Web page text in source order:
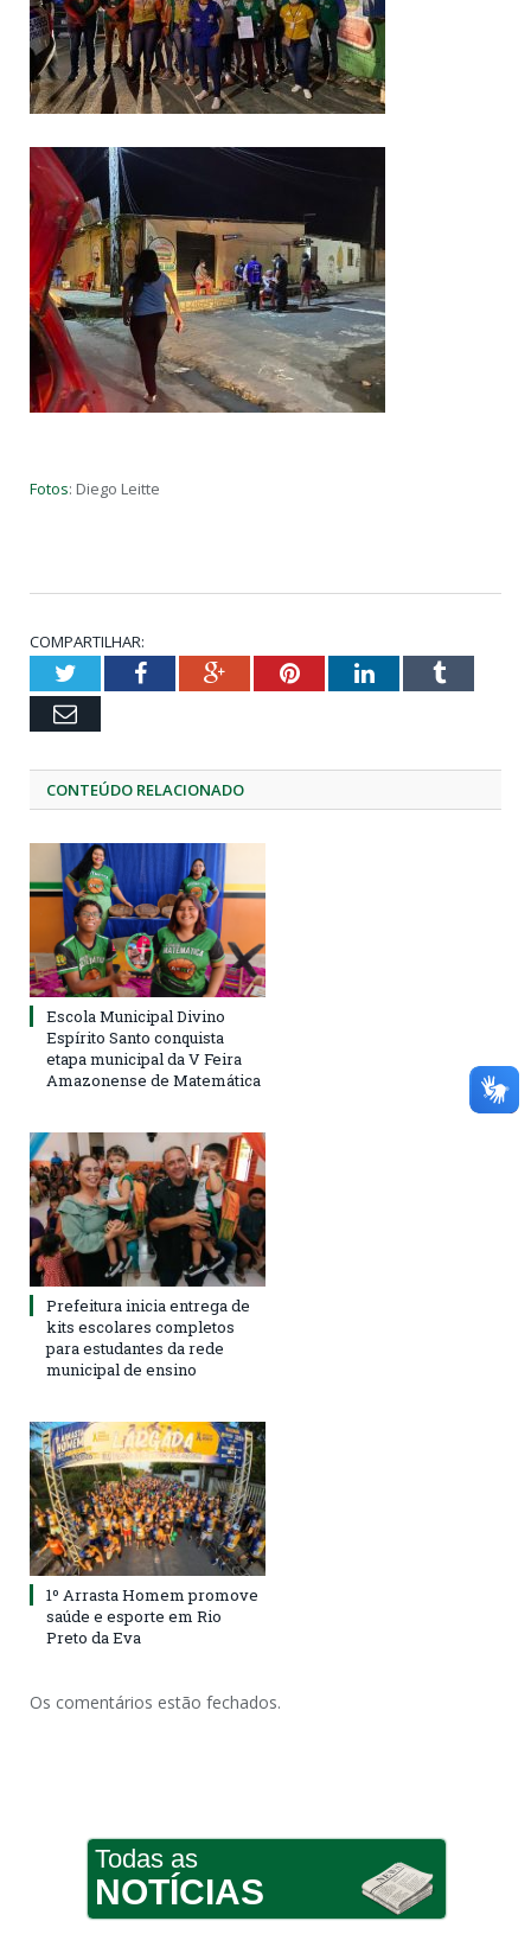
Fotos: Diego Leitte
COMPARTILHAR:
TwitterFacebookGoogle+PinterestLinkedInTumblr
Email
CONTEÚDO RELACIONADO
Escola Municipal Divino
Espírito Santo conquista
etapa municipal da V Feira
Amazonense de Matemática
Prefeitura inicia entrega de
kits escolares completos
para estudantes da rede
municipal de ensino
1º Arrasta Homem promove
saúde e esporte em Rio
Preto da Eva
Os comentários estão fechados.
Todas as
NOTÍCIAS